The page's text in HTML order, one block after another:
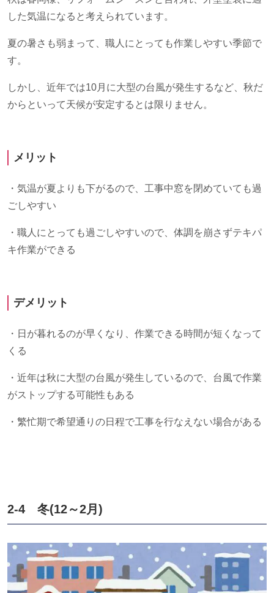
した気温になると考えられています。
夏の暑さも弱まって、職人にとっても作業しやすい季節で
す。
しかし、近年では10月に大型の台風が発生するなど、秋だ
からといって天候が安定するとは限りません。
メリット
・気温が夏よりも下がるので、工事中窓を閉めていても過
ごしやすい
・職人にとっても過ごしやすいので、体調を崩さずテキパ
キ作業ができる
デメリット
・日が暮れるのが早くなり、作業できる時間が短くなって
くる
・近年は秋に大型の台風が発生しているので、台風で作業
がストップする可能性もある
・繁忙期で希望通りの日程で工事を行なえない場合がある
2-4 冬(12～2月 )